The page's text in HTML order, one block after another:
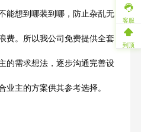
能想到哪装到哪，防止杂乱无
费。所以我公司免费提供全套
的需求想法，逐步沟通完善设
业主的方案供其参考选择。
客服
到顶